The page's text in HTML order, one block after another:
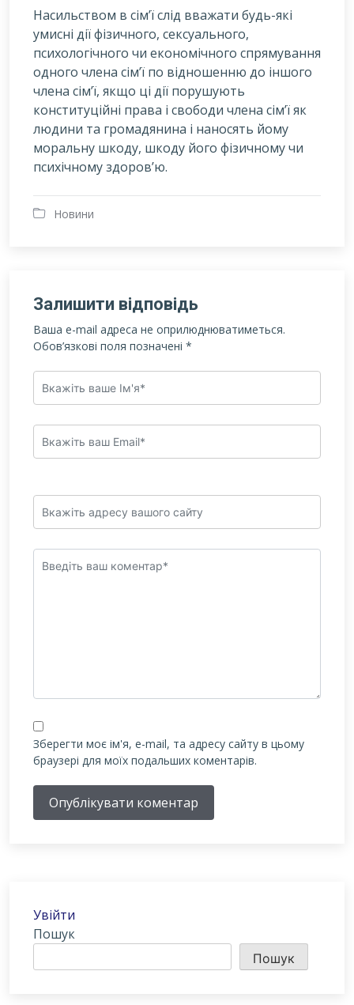
Насильством в сім’ї слід вважати будь-які
умисні дії фізичного, сексуального,
психологічного чи економічного спрямування
одного члена сім’ї по відношенню до іншого
члена сім’ї, якщо ці дії порушують
конституційні права і свободи члена сім’ї як
людини та громадянина і наносять йому
моральну шкоду, шкоду його фізичному чи
психічному здоров’ю.
Новини
Залишити відповідь
Ваша e-mail адреса не оприлюднюватиметься.
Обов’язкові поля позначені *
Зберегти моє ім'я, e-mail, та адресу сайту в цьому
браузері для моїх подальших коментарів.
Опублікувати коментар
Увійти
Пошук
Пошук